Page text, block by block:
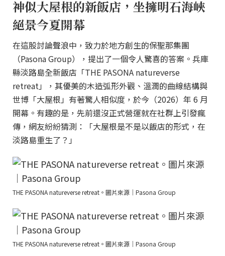
神似大屋根的新飯店，坐擁明石海峽
絕景今夏開幕
在這股討論聲浪中，致力於地方創生的保聖那集團
（Pasona Group），提出了一個令人驚喜的答案。兵庫
縣淡路島全新飯店「THE PASONA natureverse
retreat」，其優美的木造弧形外觀、溫潤的曲線結構與
世博「大屋根」有著驚人相似度，於今（2026）年 6 月
開幕。有趣的是，先前還沒正式營運就在社群上引發瘋
傳，網友紛紛猜測：「大屋根是不是以飯店的形式，在
淡路島重生了？」
THE PASONA natureverse retreat。圖片來源｜Pasona Group
THE PASONA natureverse retreat。圖片來源｜Pasona Group